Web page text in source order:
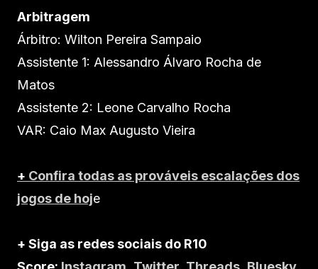
Arbitragem
Árbitro: Wilton Pereira Sampaio
Assistente 1: Alessandro Álvaro Rocha de
Matos
Assistente 2: Leone Carvalho Rocha
VAR: Caio Max Augusto Vieira
+ Confira todas as prováveis escalações dos
jogos de hoje
+ Siga as redes sociais do R10